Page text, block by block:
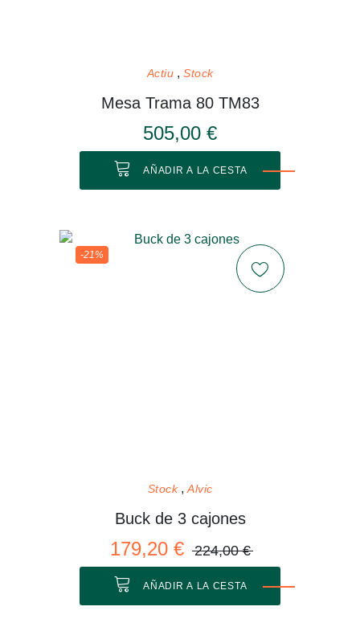
Actiu Stock
Mesa Trama 80 TM83
505,00 €
AÑADIR A LA CESTA
-21%
Stock Alvic
Buck de 3 cajones
179,20 € 224,00 €
AÑADIR A LA CESTA